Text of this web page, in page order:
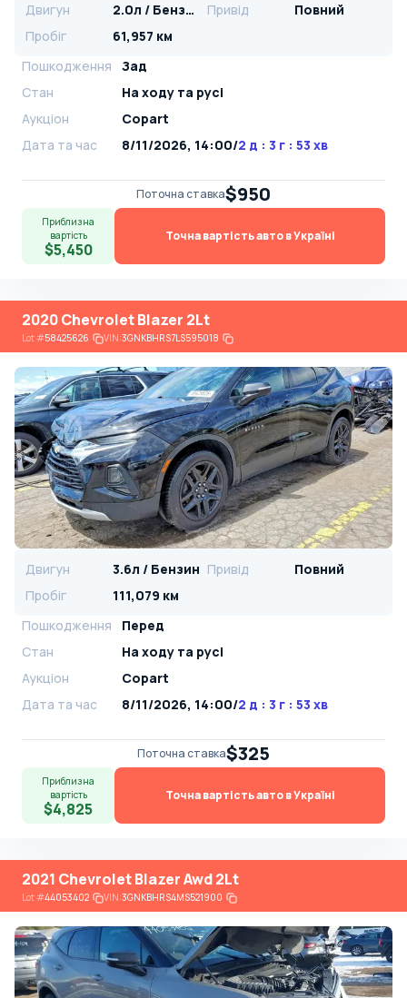
Двигун 2.0л / Бензин Привід
Повний
Пробіг
61,957 км
Пошкодження
Зад
Стан
На ​​ходу та русі
Аукціон
Copart
Дата та час
8/11/2026, 14:00/2 д : 3 г : 53 хв
Поточна ставка$950
Приблизна
вартість
$5,450
Точна вартість авто в Україні
2020 Chevrolet Blazer 2Lt
Lot#58425626 VIN:3GNKBHRS7LS595018
Двигун 3.6л / Бензин Привід
Повний
Пробіг
111,079 км
Пошкодження
Перед
Стан
На ​​ходу та русі
Аукціон
Copart
Дата та час
8/11/2026, 14:00/2 д : 3 г : 53 хв
Поточна ставка$325
Приблизна
вартість
$4,825
Точна вартість авто в Україні
2021 Chevrolet Blazer Awd 2Lt
Lot#44053402 VIN:3GNKBHRS4MS521900